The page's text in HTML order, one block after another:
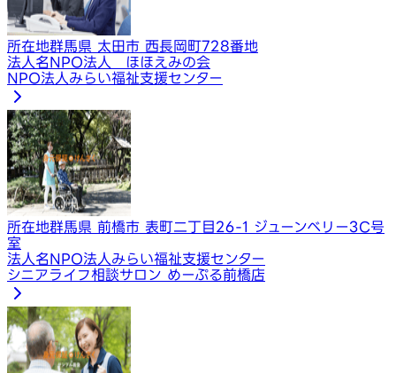
所在地群馬県 太田市 西長岡町728番地
法人名NPO法人 ほほえみの会
NPO法人みらい福祉支援センター
所在地群馬県 前橋市 表町二丁目26-1 ジューンベリー3C号
室
法人名NPO法人みらい福祉支援センター
シニアライフ相談サロン めーぷる前橋店